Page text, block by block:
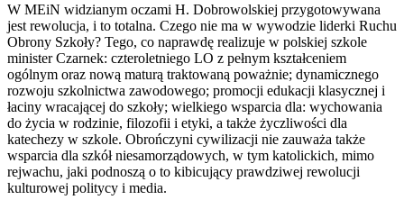
W MEiN widzianym oczami H. Dobrowolskiej przygotowywana
jest rewolucja, i to totalna. Czego nie ma w wywodzie liderki Ruchu
Obrony Szkoły? Tego, co naprawdę realizuje w polskiej szkole
minister Czarnek: czteroletniego LO z pełnym kształceniem
ogólnym oraz nową maturą traktowaną poważnie; dynamicznego
rozwoju szkolnictwa zawodowego; promocji edukacji klasycznej i
łaciny wracającej do szkoły; wielkiego wsparcia dla: wychowania
do życia w rodzinie, filozofii i etyki, a także życzliwości dla
katechezy w szkole. Obrończyni cywilizacji nie zauważa także
wsparcia dla szkół niesamorządowych, w tym katolickich, mimo
rejwachu, jaki podnoszą o to kibicujący prawdziwej rewolucji
kulturowej politycy i media.